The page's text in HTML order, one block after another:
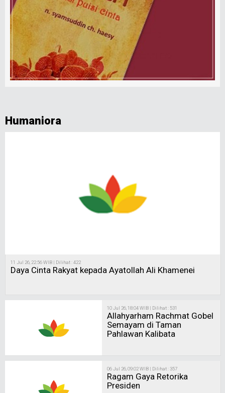
Humaniora
11 Jul 26, 22:56 WIB | Dilihat : 422
Daya Cinta Rakyat kepada Ayatollah Ali Khamenei
10 Jul 26, 18:04 WIB | Dilihat : 531
Allahyarham Rachmat Gobel
Semayam di Taman
Pahlawan Kalibata
06 Jul 26, 09:02 WIB | Dilihat : 357
Ragam Gaya Retorika
Presiden